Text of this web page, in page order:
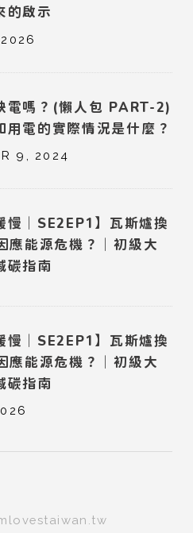
的啟示
電嗎？(懶人包 PART-2)
用電的實際情況是什麼？
9, 2024
慢｜SE2EP1】瓦斯爐換
應能源危機？｜初級大
碳指南
慢｜SE2EP1】瓦斯爐換
應能源危機？｜初級大
碳指南